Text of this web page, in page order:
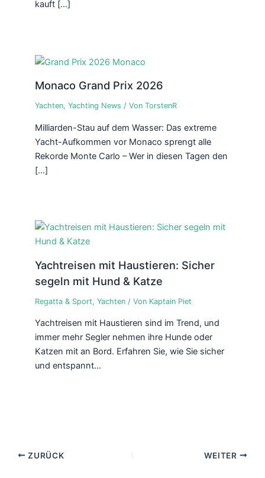
kauft […]
Monaco Grand Prix 2026
Yachten, Yachting News / Von TorstenR
Milliarden-Stau auf dem Wasser: Das extreme
Yacht-Aufkommen vor Monaco sprengt alle
Rekorde Monte Carlo – Wer in diesen Tagen den
[…]
Yachtreisen mit Haustieren: Sicher
segeln mit Hund & Katze
Regatta & Sport, Yachten/ Von Kaptain Piet
Yachtreisen mit Haustieren sind im Trend, und
immer mehr Segler nehmen ihre Hunde oder
Katzen mit an Bord. Erfahren Sie, wie Sie sicher
und entspannt…
ZURÜCK WEITER